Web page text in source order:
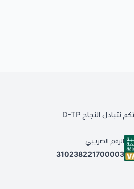
الرقم الضريبي
310238221700003